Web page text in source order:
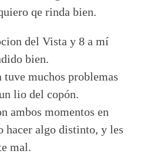
qe rinda bien.
del Vista y 8 a mí
bien.
muchos problemas
lio del copón.
ambos momentos en
hacer algo distinto, y les
mal.